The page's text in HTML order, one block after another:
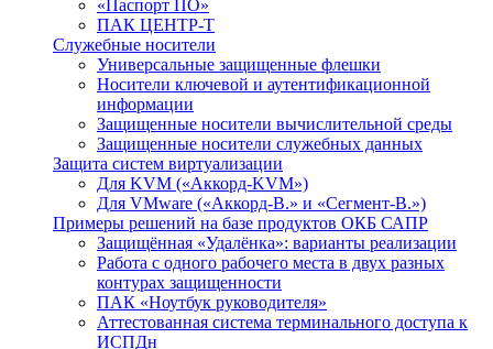
«Паспорт ПО»
ПАК ЦЕНТР-Т
Служебные носители
Универсальные защищенные флешки
Носители ключевой и аутентификационной
информации
Защищенные носители вычислительной среды
Защищенные носители служебных данных
Защита систем виртуализации
Для KVM («Аккорд-KVM»)
Для VMware («Аккорд-В.» и «Сегмент-В.»)
Примеры решений на базе продуктов ОКБ САПР
Защищённая «Удалёнка»: варианты реализации
Работа с одного рабочего места в двух разных
контурах защищенности
ПАК «Ноутбук руководителя»
Аттестованная система терминального доступа к
ИСПДн